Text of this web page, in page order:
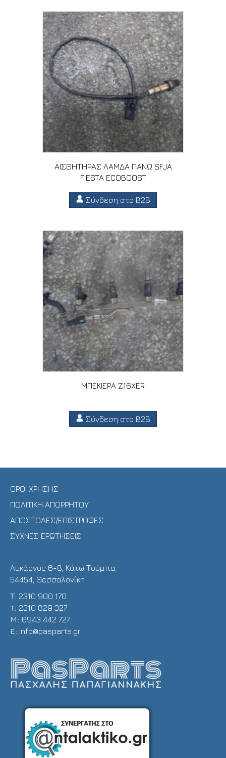
ΑΙΣΘΗΤΗΡΑΣ ΛΑΜΔΑ ΠΑΝΩ SFJA
FIESTA ECOBOOST
Σύνδεση στο B2B
ΜΠΕΚΙΕΡΑ Z16XER
Σύνδεση στο B2B
ΟΡΟΙ ΧΡΗΣΗΣ
ΠΟΛΙΤΙΚΗ ΑΠΟΡΡΗΤΟΥ
ΑΠΟΣΤΟΛΕΣ/ΕΠΙΣΤΡΟΦΕΣ
ΣΥΧΝΕΣ ΕΡΩΤΗΣΕΙΣ
Λυκάονος 6-8, Κάτω Τούμπα
54454, Θεσσαλονίκη
Τ: 2310 900 170
T: 2310 829 327
Μ: 6943 442 727
E: info@pasparts.gr